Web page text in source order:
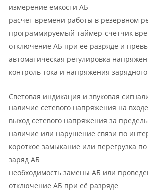
измерение емкости АБ
расчет времени работы в резервном
программируемый таймер-счетчик
отключение АБ при ее разряде и
автоматическая регулировка
контроль тока и напряжения зарядного
Световая индикация и звуковая
наличие сетевого напряжения на входе
выход сетевого напряжения за
наличие или нарушение связи по
короткое замыкание или перегрузка
заряд АБ
необходимость замены АБ или
отключение АБ при её разряде